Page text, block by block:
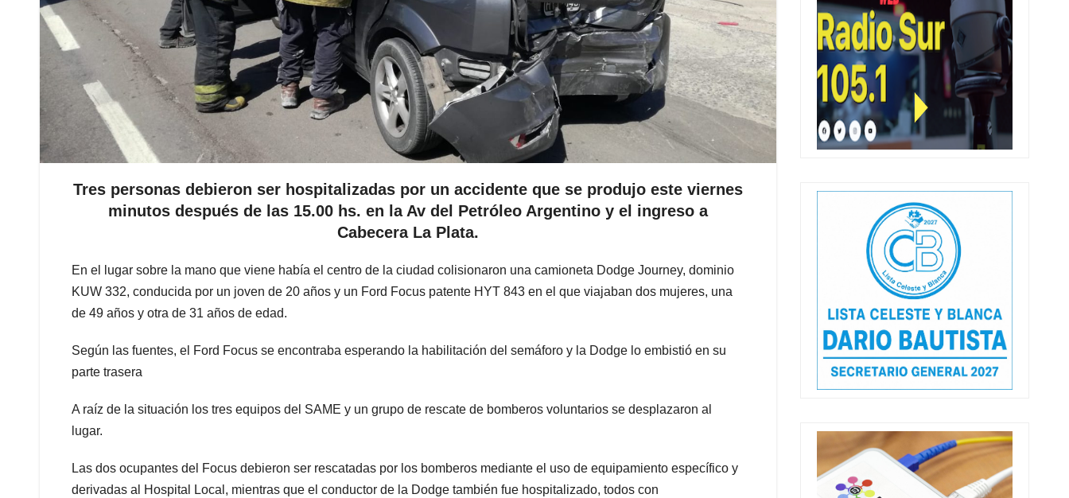
Tres personas debieron ser hospitalizadas por un accidente que se produjo este viernes
minutos después de las 15.00 hs. en la Av del Petróleo Argentino y el ingreso a
Cabecera La Plata.
En el lugar sobre la mano que viene había el centro de la ciudad colisionaron una camioneta Dodge Journey, dominio
KUW 332, conducida por un joven de 20 años y un Ford Focus patente HYT 843 en el que viajaban dos mujeres, una
de 49 años y otra de 31 años de edad.
Según las fuentes, el Ford Focus se encontraba esperando la habilitación del semáforo y la Dodge lo embistió en su
parte trasera
A raíz de la situación los tres equipos del SAME y un grupo de rescate de bomberos voluntarios se desplazaron al
lugar.
Las dos ocupantes del Focus debieron ser rescatadas por los bomberos mediante el uso de equipamiento específico y
derivadas al Hospital Local, mientras que el conductor de la Dodge también fue hospitalizado, todos con